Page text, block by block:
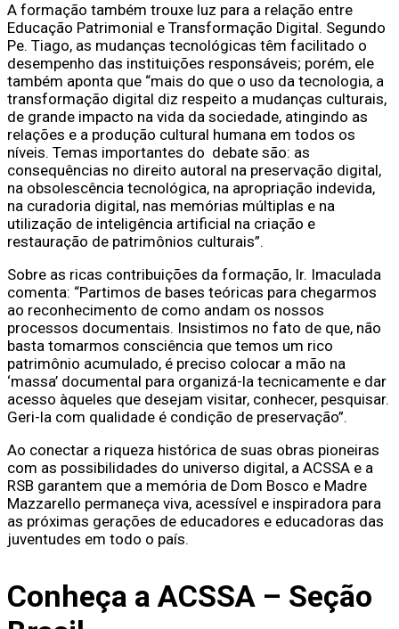
A formação também trouxe luz para a relação entre
Educação Patrimonial e Transformação Digital. Segundo
Pe. Tiago, as mudanças tecnológicas têm facilitado o
desempenho das instituições responsáveis; porém, ele
também aponta que “mais do que o uso da tecnologia, a
transformação digital diz respeito a mudanças culturais,
de grande impacto na vida da sociedade, atingindo as
relações e a produção cultural humana em todos os
níveis. Temas importantes do debate são: as
consequências no direito autoral na preservação digital,
na obsolescência tecnológica, na apropriação indevida,
na curadoria digital, nas memórias múltiplas e na
utilização de inteligência artificial na criação e
restauração de patrimônios culturais”.
Sobre as ricas contribuições da formação, Ir. Imaculada
comenta: “Partimos de bases teóricas para chegarmos
ao reconhecimento de como andam os nossos
processos documentais. Insistimos no fato de que, não
basta tomarmos consciência que temos um rico
patrimônio acumulado, é preciso colocar a mão na
‘massa’ documental para organizá-la tecnicamente e dar
acesso àqueles que desejam visitar, conhecer, pesquisar.
Geri-la com qualidade é condição de preservação”.
Ao conectar a riqueza histórica de suas obras pioneiras
com as possibilidades do universo digital, a ACSSA e a
RSB garantem que a memória de Dom Bosco e Madre
Mazzarello permaneça viva, acessível e inspiradora para
as próximas gerações de educadores e educadoras das
juventudes em todo o país.
Conheça a ACSSA – Seção